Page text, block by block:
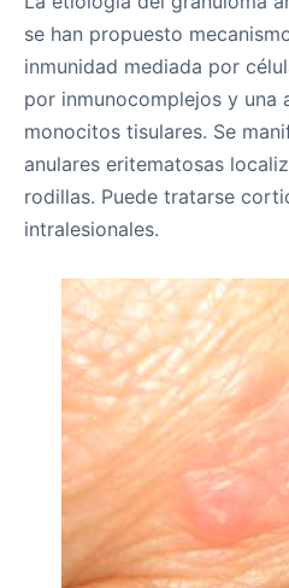
se han propuesto
inmunidad mediada por
por inmunocomplejos y una
monocitos tisulares. Se
anulares eritematosas
rodillas. Puede tratarse
intralesionales.